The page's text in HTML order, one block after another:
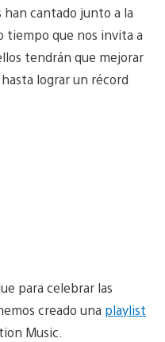
han cantado junto a la
tiempo que nos invita a
tendrán que mejorar
lograr un récord
para celebrar las
creado una playlist
Music.